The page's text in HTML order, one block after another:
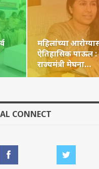
महिलांच्या
ऐतिहासिक पाऊल
राज्यमंत्री मेघना…
CONNECT